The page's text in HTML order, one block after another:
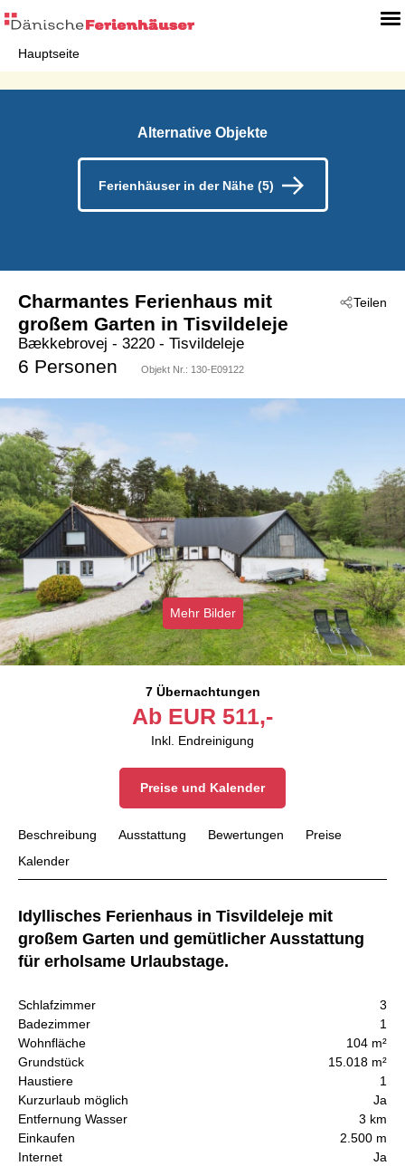
Hauptseite
Alternative Objekte
Ferienhäuser in der Nähe (5)
Teilen
Charmantes Ferienhaus mit
großem Garten in Tisvildeleje
Bækkebrovej - 3220 - Tisvildeleje
6 Personen Objekt Nr.: 130-E09122
Mehr Bilder
7 Übernachtungen
Ab EUR 511,-
Inkl. Endreinigung
Preise und Kalender
Beschreibung Ausstattung Bewertungen
Preise
Kalender
Idyllisches Ferienhaus in Tisvildeleje mit
großem Garten und gemütlicher Ausstattung
für erholsame Urlaubstage.
Schlafzimmer
3
Badezimmer
1
Wohnfläche
104 m²
Grundstück
15.018 m²
Haustiere
1
Kurzurlaub möglich
Ja
Entfernung Wasser
3 km
Einkaufen
2.500 m
Internet
Ja